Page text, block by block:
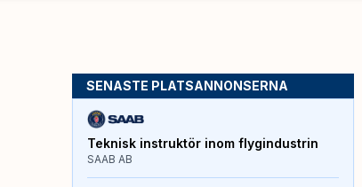
SENASTE PLATSANNONSERNA
Teknisk instruktör inom flygindustrin
SAAB AB